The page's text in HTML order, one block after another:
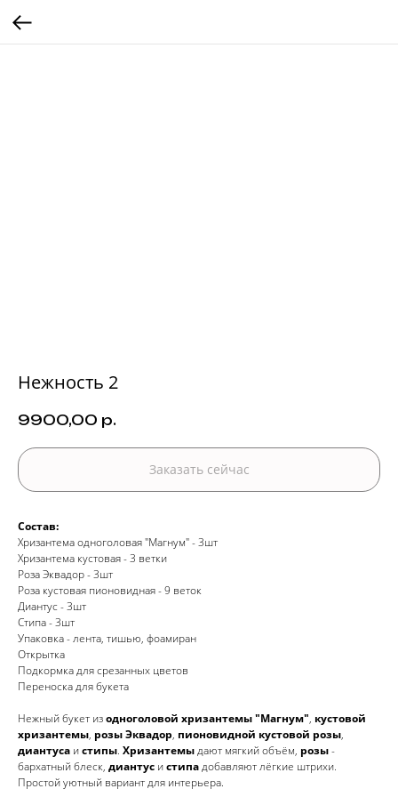
Нежность 2
9900,00 р.
Заказать сейчас
Состав:
Хризантема одноголовая "Магнум" - 3шт
Хризантема кустовая - 3 ветки
Роза Эквадор - 3шт
Роза кустовая пионовидная - 9 веток
Диантус - 3шт
Стипа - 3шт
Упаковка - лента, тишью, фоамиран
Открытка
Подкормка для срезанных цветов
Переноска для букета
Нежный букет изодноголовой хризантемы "Магнум", кустовой
хризантемы, розы Эквадор, пионовидной кустовой розы,
диантуса истипы. Хризантемыдают мягкий объём, розы-
бархатный блеск, диантус истипадобавляют лёгкие штрихи.
Простой уютный вариант для интерьера.